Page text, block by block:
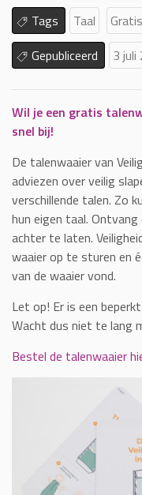
Tags
Taal Gratis
Gepubliceerd
3 juli
Wil je een gratis
snel bij!
De talenwaaier van
adviezen over veilig
verschillende talen. Zo
hun eigen taal.
achter te laten.
waaier op te sturen en
van de waaier vond.
Let op! Er is een
Wacht dus niet te lang
Bestel de talenwaaier